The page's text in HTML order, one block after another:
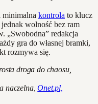
minimalna kontrola to klucz
wolność bez ram
„Swobodna” redakcja
gra do własnej bramki,
rozmywa się.
droga do chaosu,
naczelna,Onet.pl,